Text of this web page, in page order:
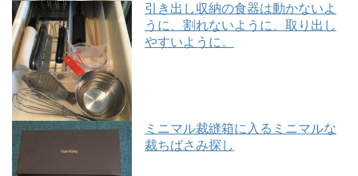
引き出し収納の食器は動かないよ
うに、割れないように、取り出し
やすいように。
ミニマル裁縫箱に入るミニマルな
裁ちばさみ探し